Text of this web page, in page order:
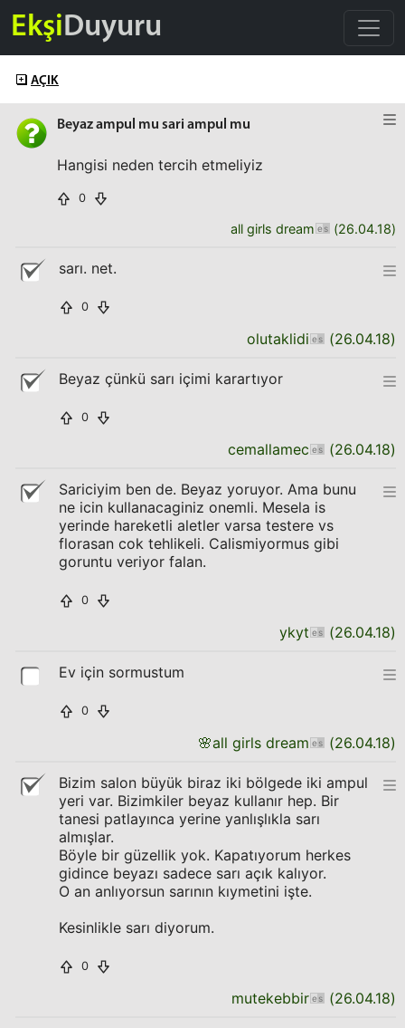
EkşiDuyuru
AÇIK
Beyaz ampul mu sari ampul mu
Hangisi neden tercih etmeliyiz
0
all girls dream (26.04.18)
sarı. net.
0
olutaklidi (26.04.18)
Beyaz çünkü sarı içimi karartıyor
0
cemallamec (26.04.18)
Sariciyim ben de. Beyaz yoruyor. Ama bunu
ne icin kullanacaginiz onemli. Mesela is
yerinde hareketli aletler varsa testere vs
florasan cok tehlikeli. Calismiyormus gibi
goruntu veriyor falan.
0
ykyt (26.04.18)
Ev için sormustum
0
🌸all girls dream (26.04.18)
Bizim salon büyük biraz iki bölgede iki ampul
yeri var. Bizimkiler beyaz kullanır hep. Bir
tanesi patlayınca yerine yanlışlıkla sarı
almışlar.
Böyle bir güzellik yok. Kapatıyorum herkes
gidince beyazı sadece sarı açık kalıyor.
O an anlıyorsun sarının kıymetini işte.
Kesinlikle sarı diyorum.
0
mutekebbir (26.04.18)